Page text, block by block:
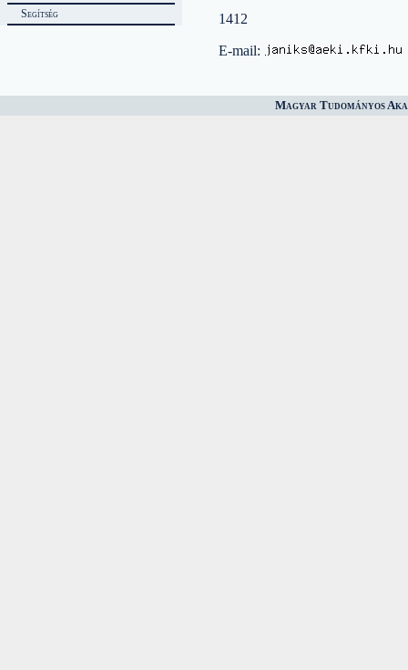
Segítség
1412
E-mail:
Magyar Tudományos